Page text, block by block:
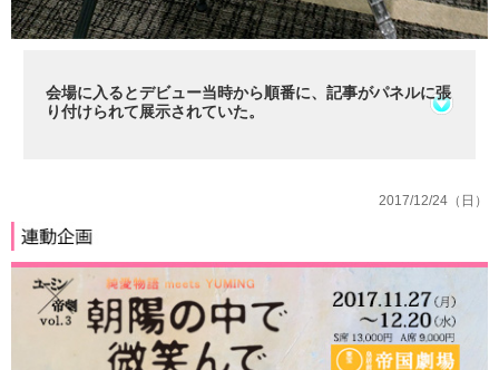
会場に入るとデビュー当時から順番に、記事がパネルに張
り付けられて展示されていた。
2017/12/24（日）